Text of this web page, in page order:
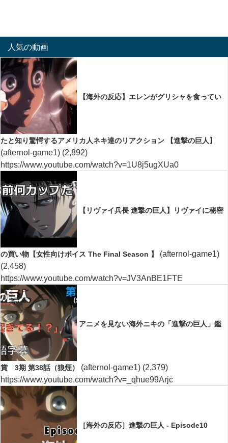
人気の動画
【海外の反応】エレンがグリシャを食ってい
たと知り驚愕するアメリカ人ネキ達のリアクション 【進撃の巨人】
(afternol-game1) (2,892)
https://www.youtube.com/watch?v=1U8j5ugXUa0
【リヴァイ兵長 進撃の巨人】リヴァイに秘密
の買い物【女性向けボイス The Final Season 】
(afternol-game1)
(2,458)
https://www.youtube.com/watch?v=JV3AnBE1FTE
アニメを見ない海外ニキの「進撃の巨人」鑑
賞 3期 第38話（狼煙） (afternol-game1) (2,379)
https://www.youtube.com/watch?v=_qhue99Arjc
［海外の反応］進撃の巨人 - Episode10